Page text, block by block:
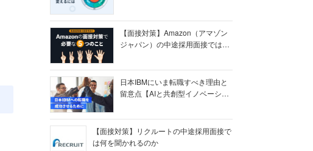
【面接対策】Amazon（アマゾン
ジャパン）の中途採用面接では何
日本IBMにいま転職すべき理由と
留意点【AIと共創型イノベーショ
【面接対策】リクルートの中途採用面接で
は何を聞かれるのか